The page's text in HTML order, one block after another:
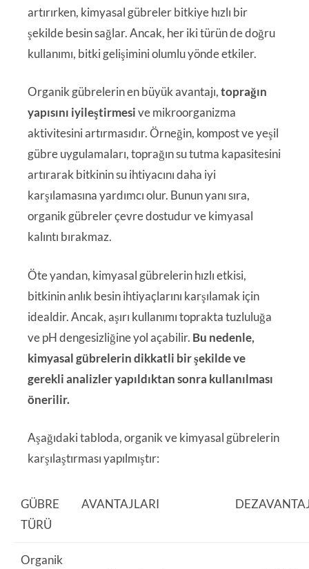
artırırken, kimyasal gübreler bitkiye hızlı bir
şekilde besin sağlar. Ancak, her iki türün de doğru
kullanımı, bitki gelişimini olumlu yönde etkiler.
Organik gübrelerin en büyük avantajı,toprağın
yapısını iyileştirmesive mikroorganizma
aktivitesini artırmasıdır. Örneğin, kompost ve yeşil
gübre uygulamaları, toprağın su tutma kapasitesini
artırarak bitkinin su ihtiyacını daha iyi
karşılamasına yardımcı olur. Bunun yanı sıra,
organik gübreler çevre dostudur ve kimyasal
kalıntı bırakmaz.
Öte yandan, kimyasal gübrelerin hızlı etkisi,
bitkinin anlık besin ihtiyaçlarını karşılamak için
idealdir. Ancak, aşırı kullanımı toprakta tuzluluğa
ve pH dengesizliğine yol açabilir. Bu nedenle,
kimyasal gübrelerin dikkatli bir şekilde ve
gerekli analizler yapıldıktan sonra kullanılması
önerilir.
Aşağıdaki tabloda, organik ve kimyasal gübrelerin
karşılaştırması yapılmıştır:
GÜBRE
TÜRÜ
AVANTAJLARI
Organik